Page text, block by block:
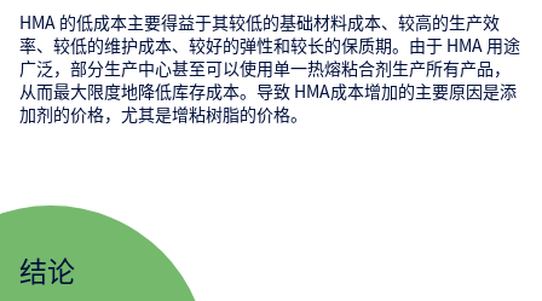
HMA 的低成本主要得益于其较低的基础材料成本、较高的生产效
率、较低的维护成本、较好的弹性和较长的保质期。由于 HMA 用途
广泛，部分生产中心甚至可以使用单一热熔粘合剂生产所有产品，
从而最大限度地降低库存成本。导致 HMA成本增加的主要原因是添
加剂的价格，尤其是增粘树脂的价格。
结论